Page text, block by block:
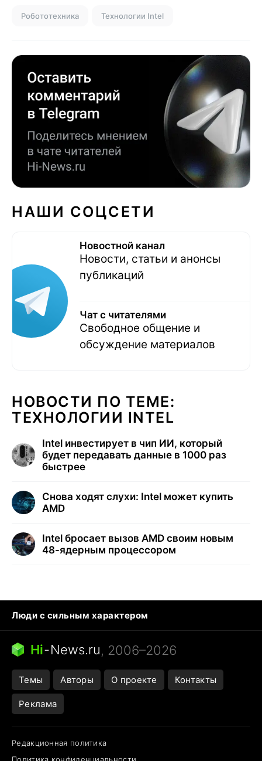
Робототехника Технологии Intel
НАШИ СОЦСЕТИ
Новостной канал
Новости, статьи и анонсы
публикаций
Чат с читателями
Свободное общение и
обсуждение материалов
НОВОСТИ ПО ТЕМЕ:
ТЕХНОЛОГИИ INTEL
Intel инвестирует в чип ИИ, который
будет передавать данные в 1000 раз
быстрее
Снова ходят слухи: Intel может купить
AMD
Intel бросает вызов AMD своим новым
48-ядерным процессором
Люди с сильным характером
Кошка писает на кровать
Тунцы в океанариуме
Ядовитые пауки России
Города в ядерной войне
Открытие в Google Maps
Hi-News.ru, 2006–2026
Темы Авторы О проекте Контакты
Реклама
Редакционная политика